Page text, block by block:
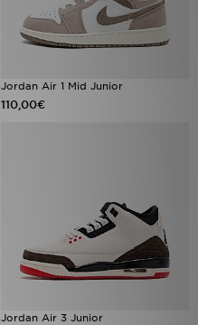
Jordan Air 1 Mid Junior
110,00€
Jordan Air 3 Junior